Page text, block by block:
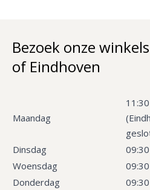
Bezoek onze
of Eindhoven
Maandag
Dinsdag
Woensdag
Donderdag